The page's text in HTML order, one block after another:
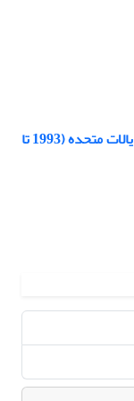
بررسی رویکرد حزبی و سیاست‌های مهاجرتی ایالات متحده (1993 تا